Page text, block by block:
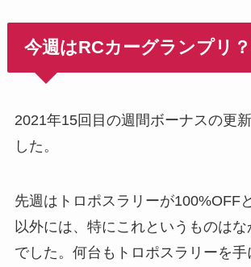
今週はRCカーグランプリ？
2021年15回目の週間ボーナスの更
した。
先週はトロポスラリーが100%OFF
以外には、特にこれというものは
でした。何台もトロポスラリーを